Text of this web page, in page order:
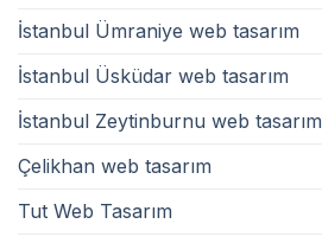
İstanbul Ümraniye web tasarım
İstanbul Üsküdar web tasarım
İstanbul Zeytinburnu web tasarım
Çelikhan web tasarım
Tut Web Tasarım